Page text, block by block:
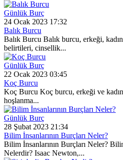
Günlük Burç
24 Ocak 2023 17:32
Balık Burcu
Balık Burcu Balık burcu, erkeği,
belirtileri, cinsellik...
Günlük Burç
22 Ocak 2023 03:45
Koç Burcu
Koç Burcu Koç burcu, erkeği ve
hoşlanma...
Günlük Burç
28 Şubat 2023 21:34
Bilim İnsanlarının Burçları Neler?
Bilim İnsanlarının Burçları Neler?
Nelerdir? Isaac Newton,...